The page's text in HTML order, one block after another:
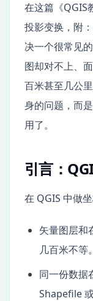
在这篇《QGIS
投影变换，附
决一个很常见
图却对不上、
百米甚至几公
身的问题，而
用了。
引言：
在 QGIS 中做
矢量图层和
几百米不等。
同一份数据
Shapefile